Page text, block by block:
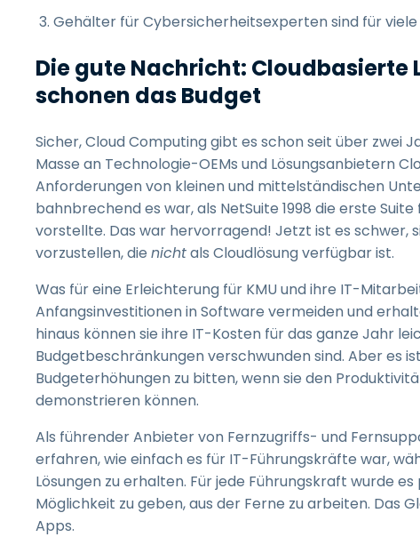
Gehälter für Cybersicherheitsexperten sind für
Die gute Nachricht:
schonen das Budget
Sicher, Cloud Computing gibt es schon seit über zwei
Masse an Technologie-OEMs und Lösungsanbietern
Anforderungen von kleinen und mittelständischen
bahnbrechend es war, als NetSuite 1998 die erste
vorstellte. Das war hervorragend! Jetzt ist es schwer,
vorzustellen, die nichtals Cloudlösung verfügbar ist.
Was für eine Erleichterung für KMU und ihre IT-
Anfangsinvestitionen in Software vermeiden und
hinaus können sie ihre IT-Kosten für das ganze Jahr
Budgetbeschränkungen verschwunden sind. Aber es
Budgeterhöhungen zu bitten, wenn sie den
demonstrieren können.
Als führender Anbieter von Fernzugriffs- und
erfahren, wie einfach es für IT-Führungskräfte war,
Lösungen zu erhalten. Für jede Führungskraft wurde
Möglichkeit zu geben, aus der Ferne zu arbeiten. Das
Apps.